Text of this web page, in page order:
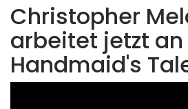
Christopher
arbeitet jetzt an
Handmaid's